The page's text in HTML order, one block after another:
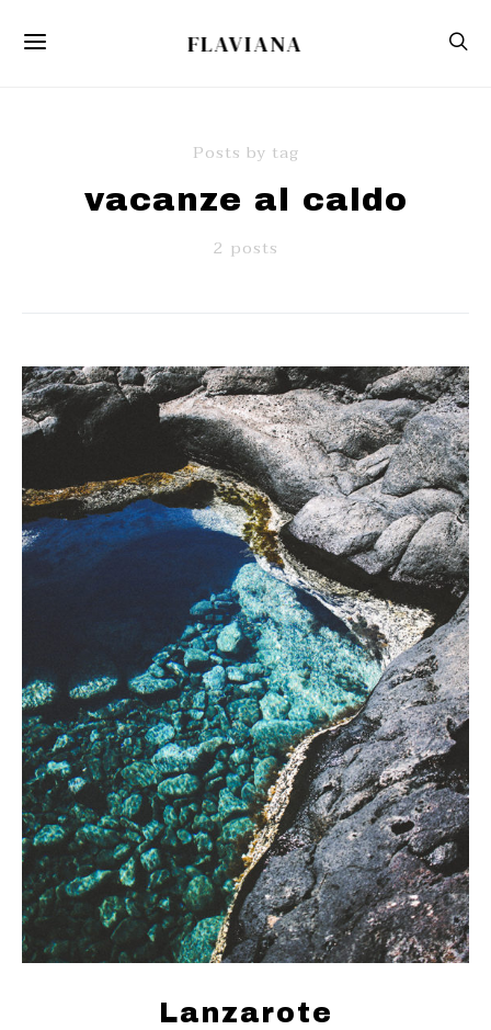
FLAVIANA
Posts by tag
vacanze al caldo
2 posts
Lanzarote